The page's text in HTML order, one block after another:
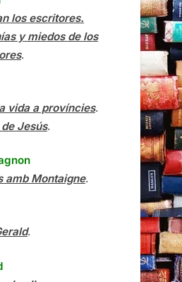
los escritores.
y miedos de los
.
vida a províncies.
Jesús.
amb Montaigne.
.